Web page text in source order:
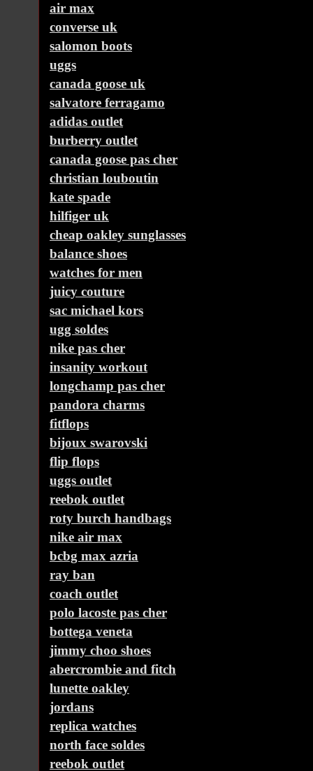
air max
converse uk
salomon boots
uggs
canada goose uk
salvatore ferragamo
adidas outlet
burberry outlet
canada goose pas cher
christian louboutin
kate spade
hilfiger uk
cheap oakley sunglasses
balance shoes
watches for men
juicy couture
sac michael kors
ugg soldes
nike pas cher
insanity workout
longchamp pas cher
pandora charms
fitflops
bijoux swarovski
flip flops
uggs outlet
reebok outlet
roty burch handbags
nike air max
bcbg max azria
ray ban
coach outlet
polo lacoste pas cher
bottega veneta
jimmy choo shoes
abercrombie and fitch
lunette oakley
jordans
replica watches
north face soldes
reebok outlet